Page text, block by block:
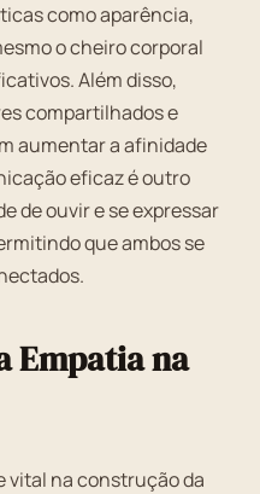
como aparência,
o cheiro corporal
Além disso,
compartilhados e
aumentar a afinidade
eficaz é outro
de ouvir e se expressar
que ambos se
Empatia na
vital na construção da